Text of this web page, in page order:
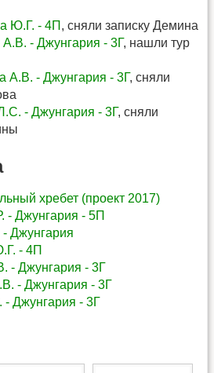
Ю.Г. - 4П , сняли записку Демина
А.В. - Джунгария - 3Г, нашли тур
А.В. - Джунгария - 3Г, сняли
- Джунгария - 3Г, сняли
хребет (проект 2017)
- Джунгария - 5П
Джунгария
- 4П
- Джунгария - 3Г
- Джунгария - 3Г
- Джунгария - 3Г